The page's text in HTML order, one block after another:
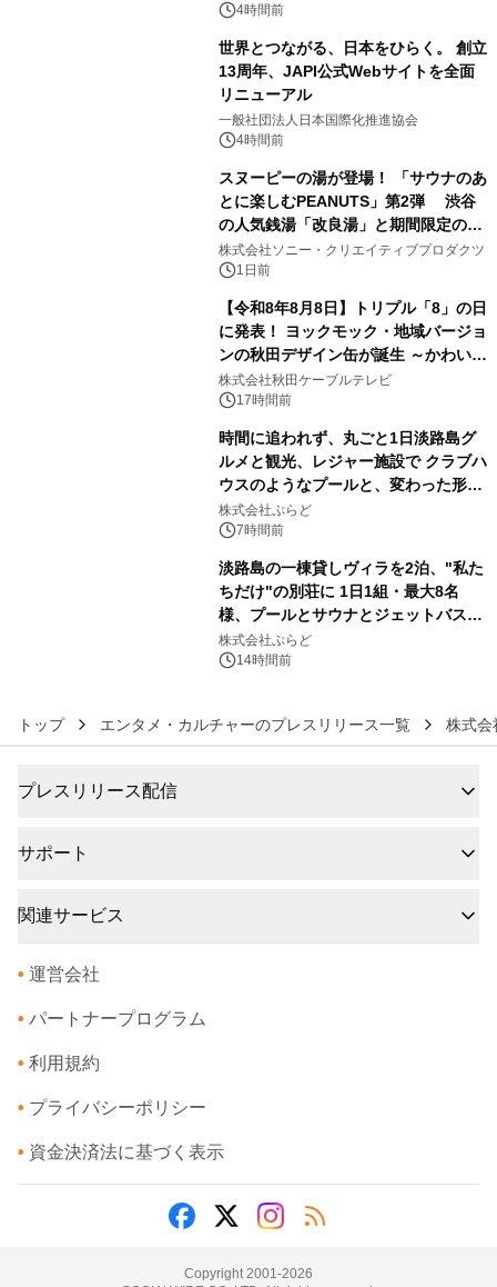
4時間前
世界とつながる、日本をひらく。 創立
13周年、JAPI公式Webサイトを全面
リニューアル
一般社団法人日本国際化推進協会
4時間前
スヌーピーの湯が登場！ 「サウナのあ
とに楽しむPEANUTS」第2弾 渋谷
の人気銭湯「改良湯」と期間限定のコ
ラボレーション サウナイキタイコラ
ボグッズも発売決定！
株式会社ソニー・クリエイティブプロダクツ
1日前
【令和8年8月8日】トリプル「8」の日
に発表！ ヨックモック・地域バージョ
ンの秋田デザイン缶が誕生 ～かわいい
秋田犬の子犬と秋田の四季と名所を巡
るパッケージ～ 9月1日(火)秋田県内で
販売開始
株式会社秋田ケーブルテレビ
17時間前
時間に追われず、丸ごと1日淡路島グ
ルメと観光、レジャー施設で クラブハ
ウスのようなプールと、変わった形の
サウナも 「THE BOXY AWAJI」のお
得な素泊まり連泊プランで
株式会社ぷらど
7時間前
淡路島の一棟貸しヴィラを2泊、"私た
ちだけ"の別荘に 1日1組・最大8名
様、プールとサウナとジェットバス付
きで Villa Mon Temps AWAJIの連泊
素泊りプラン
株式会社ぷらど
14時間前
トップ エンタメ・カルチャーのプレスリリース一覧 株式
プレスリリース配信
サポート
関連サービス
• 運営会社
• パートナープログラム
• 利用規約
• プライバシーポリシー
• 資金決済法に基づく表示
Copyright 2001-2026